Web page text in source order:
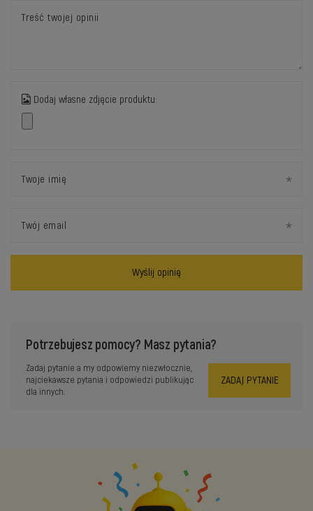
Treść twojej opinii
Dodaj własne zdjęcie produktu:
Twoje imię
Twój email
Wyślij opinię
Potrzebujesz pomocy? Masz pytania?
Zadaj pytanie a my odpowiemy niezwłocznie,
najciekawsze pytania i odpowiedzi publikując
dla innych.
ZADAJ PYTANIE